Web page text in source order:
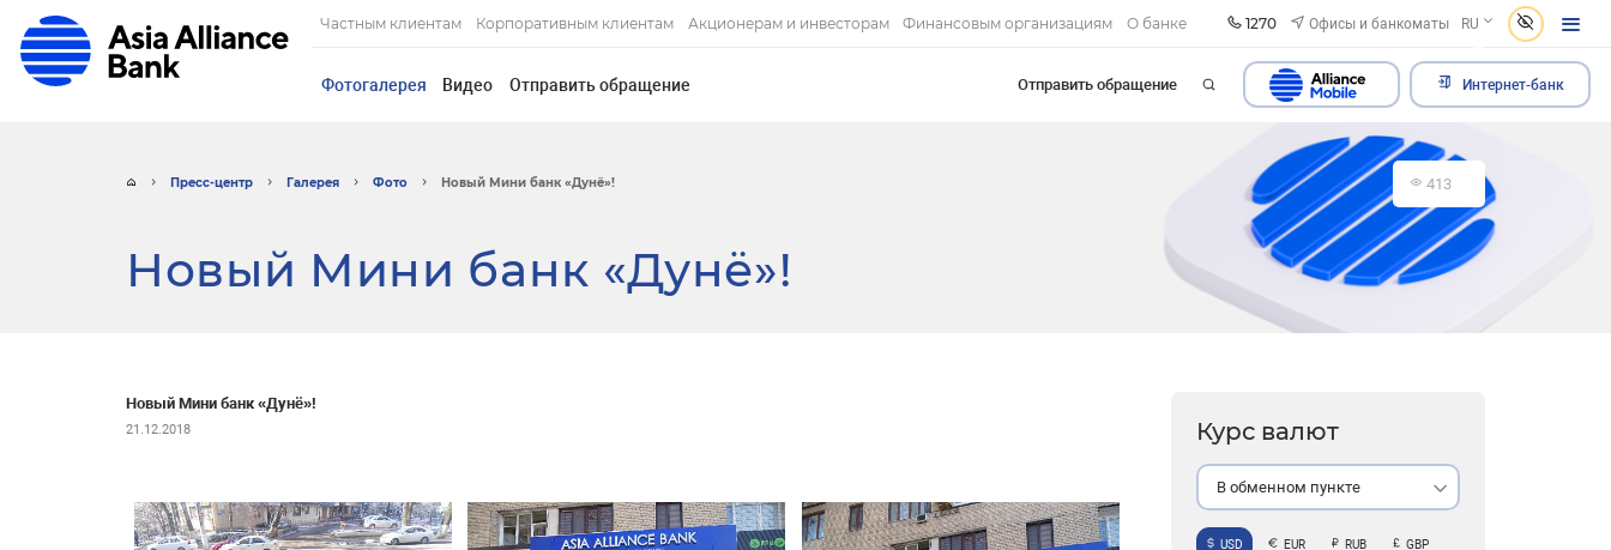
Частным клиентам Корпоративным клиентам Акционерам и инвесторам Финансовым организациям О банке 1270 Офисы и банкоматы RU
Фотогалерея Видео Отправить обращение Отправить обращение Интернет-банк
Пресс-центр Галерея Фото Новый Мини банк «Дунё»! 413
Новый Мини банк «Дунё»!
Новый Мини банк «Дунё»!
21.12.2018 Курс валют
В обменном пункте
USD EUR RUB GBP